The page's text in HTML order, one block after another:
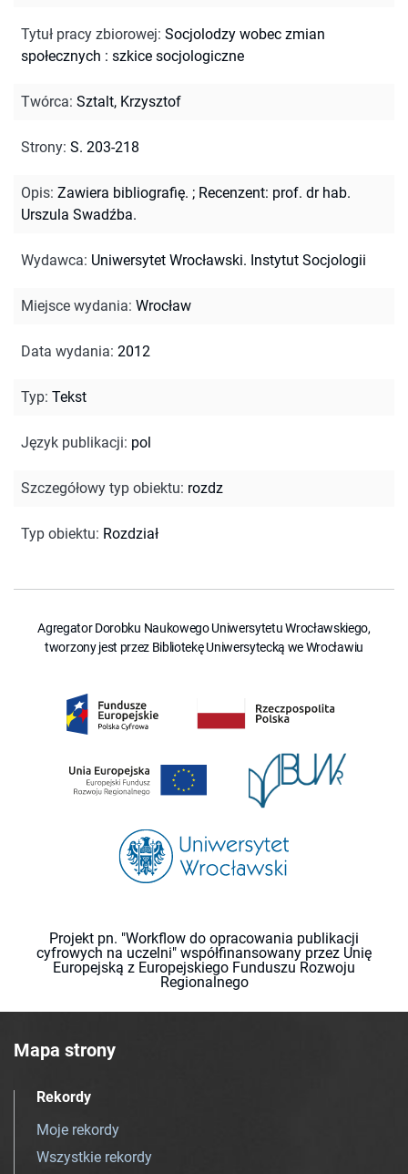
Tytuł pracy zbiorowej: Socjolodzy wobec zmian
społecznych : szkice socjologiczne
Twórca: Sztalt, Krzysztof
Strony: S. 203-218
Opis: Zawiera bibliografię. ; Recenzent: prof. dr hab.
Urszula Swadźba.
Wydawca: Uniwersytet Wrocławski. Instytut Socjologii
Miejsce wydania: Wrocław
Data wydania: 2012
Typ: Tekst
Język publikacji: pol
Szczegółowy typ obiektu: rozdz
Typ obiektu: Rozdział
Agregator Dorobku Naukowego Uniwersytetu Wrocławskiego,
tworzony jest przez Bibliotekę Uniwersytecką we Wrocławiu
Projekt pn. "Workflow do opracowania publikacji
cyfrowych na uczelni" współfinansowany przez Unię
Europejską z Europejskiego Funduszu Rozwoju
Regionalnego
Mapa strony
Rekordy
Moje rekordy
Wszystkie rekordy